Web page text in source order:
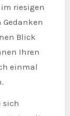
riesigen
Gedanken
Blick
Ihren
einmal
sich